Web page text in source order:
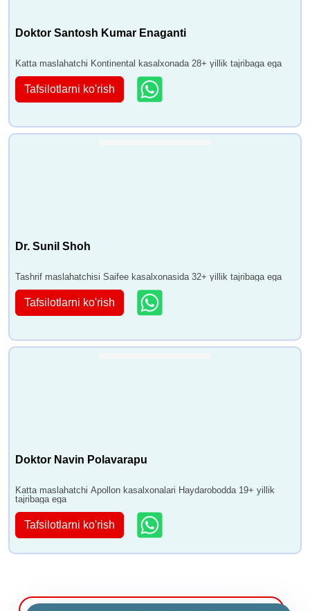
Doktor Santosh Kumar Enaganti
Katta maslahatchi Kontinental kasalxonada 28+ yillik tajribaga ega
Tafsilotlarni ko'rish
Dr. Sunil Shoh
Tashrif maslahatchisi Saifee kasalxonasida 32+ yillik tajribaga ega
Tafsilotlarni ko'rish
Doktor Navin Polavarapu
Katta maslahatchi Apollon kasalxonalari Haydarobodda 19+ yillik
tajribaga ega
Tafsilotlarni ko'rish